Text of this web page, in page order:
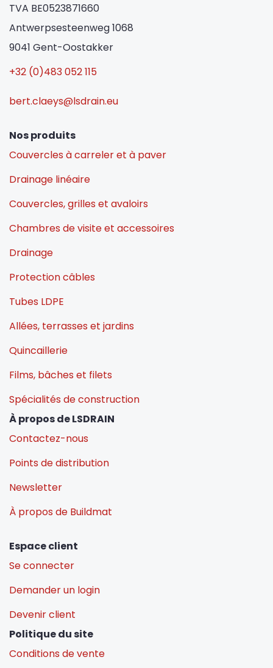
TVA BE0523871660
Antwerpsesteenweg 1068
9041 Gent-Oostakker
+32 (0)483 052 115
bert.claeys@lsdrain.eu
Nos produits
Couvercles à carreler et à paver
Drainage linéaire
Couvercles, grilles et avaloirs
Chambres de visite et accessoires
Drainage
Protection câbles
Tubes LDPE
Allées, terrasses et jardins
Quincaillerie
Films, bâches et filets
Spécialités de construction
À propos de LSDRAIN
Contactez-nous
Points de distribution
Newsletter
À propos de Buildmat
Espace client
Se connecter
Demander un login
Devenir client
Politique du site
Conditions de vente